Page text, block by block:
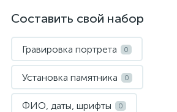
Составить свой набор
Гравировка портрета 0
Установка памятника 0
ФИО, даты, шрифты 0